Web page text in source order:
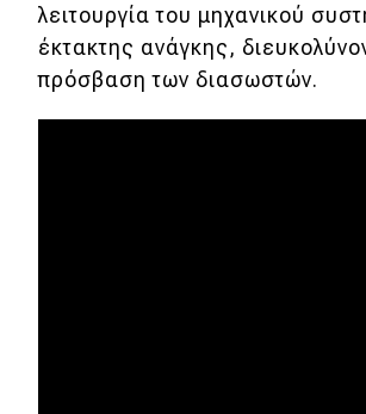
λειτουργία του μηχανικού
έκτακτης ανάγκης,
πρόσβαση των διασωστών.